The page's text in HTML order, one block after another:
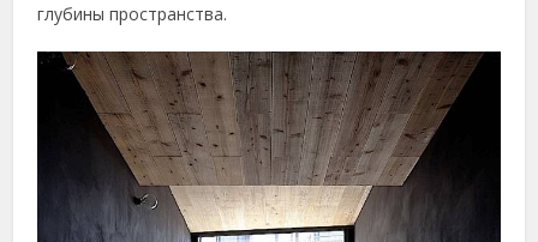
глубины пространства.